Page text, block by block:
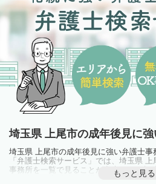
埼玉県 上尾市の成年後見に
埼玉県 上尾市の成年後見に強い弁護士
「弁護士検索サービス」では、埼玉県
事務所を一覧で見ることが出来ます。相
いる方は一度近隣の弁護士に相談してみ
もっと見る